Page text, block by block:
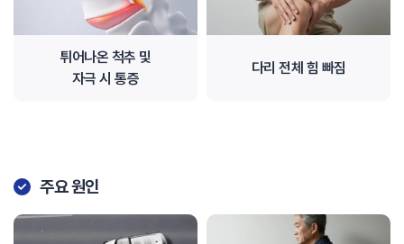
튀어나온 척추 및
자극 시 통증
다리 전체 힘 빠짐
주요 원인